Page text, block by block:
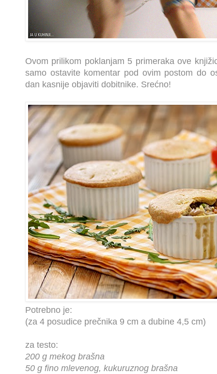
Ovom prilikom poklanjam 5 primeraka ove
samo ostavite komentar pod ovim postom do
dan kasnije objaviti dobitnike. Srećno!
Potrebno je:
(za 4 posudice prečnika 9 cm a dubine 4,5 cm)
za testo:
200 g mekog brašna
50 g fino mlevenog, kukuruznog brašna